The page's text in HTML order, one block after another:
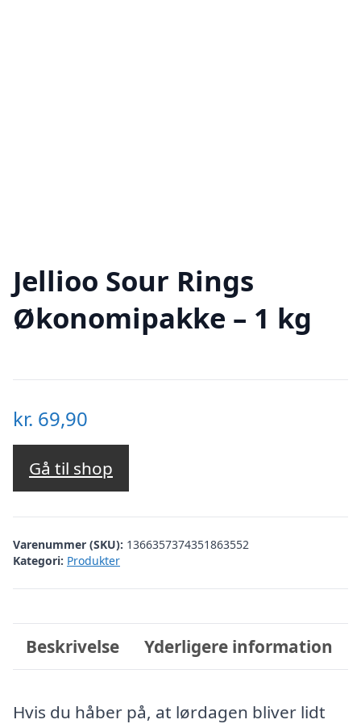
Jellioo Sour Rings
Økonomipakke – 1 kg
kr. 69,90
Gå til shop
Varenummer (SKU): 1366357374351863552
Kategori: Produkter
Beskrivelse Yderligere information
Hvis du håber på, at lørdagen bliver lidt